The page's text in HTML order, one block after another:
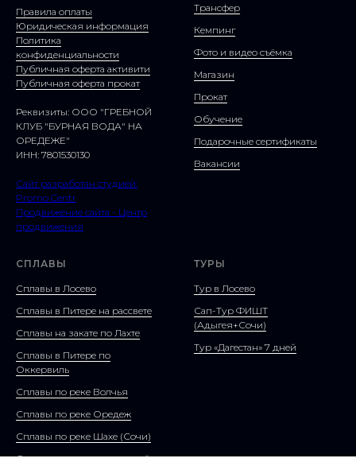
Правила оплаты
Юридическая информация
Политика
конфиденциальности
Публичная оферта активити
Публичная оферта прокат
Реквизиты: ООО "ГРЕБНОЙ
КЛУБ "БУРНАЯ ВОДА" НА
ОРЕДЕЖЕ"
ИНН: 7801530130
Сайт разработан студией:
Promo Centr
Продвижение сайта - Центр
продвижения
Трансфер
Кемпинг
Фото и видео съёмка
Магазин
Прокат
Обучение
Подарочные сертификаты
Вакансии
СПЛАВЫ
Сплавы в Лосево
Сплавы в Питере на рассвете
Сплавы на закате по Лахте
Сплавы в Питере по
Оккервиль
Сплавы по реке Волчья
Сплавы по реке Оредеж
Сплавы по реке Шахе (Сочи)
ТУРЫ
Тур в Лосево
Сап-Тур ФИШТ
(Адыгея+Сочи)
Тур «Дагестан» 7 дней